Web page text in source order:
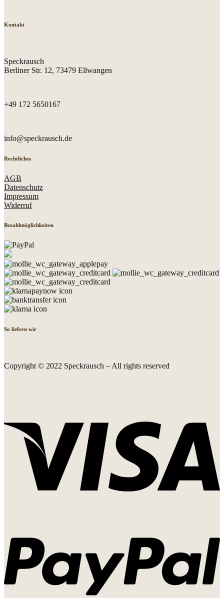
Kontakt
Speckrausch
Berliner Str. 12, 73479 Ellwangen
+49 172 5650167
info@speckrausch.de
Rechtliches
AGB
Datenschutz
Impressum
Widerruf
Bezahlmöglichkeiten
So liefern wir
Copyright © 2022 Speckrausch – All rights reserved